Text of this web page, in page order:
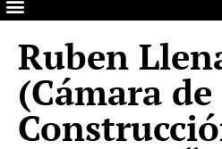
Ruben
(Cámara